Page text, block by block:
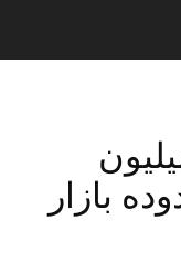
حدود ۲ میلیون
بازار